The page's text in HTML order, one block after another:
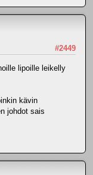
#2449
lipoille leikelly
kävin
johdot sais